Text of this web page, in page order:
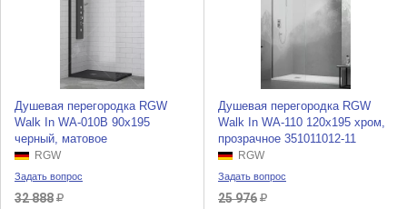
Душевая перегородка RGW
Walk In WA-010B 90x195
черный, матовое
RGW
Задать вопрос
32 888
Душевая перегородка RGW
Walk In WA-110 120x195 хром,
прозрачное 351011012-11
RGW
Задать вопрос
25 976